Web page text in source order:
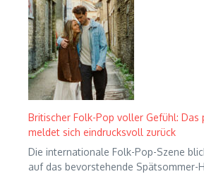
Britischer Folk-Pop voller Gefühl: Das
meldet sich eindrucksvoll zurück
Die internationale Folk-Pop-Szene
auf das bevorstehende Spätsommer-